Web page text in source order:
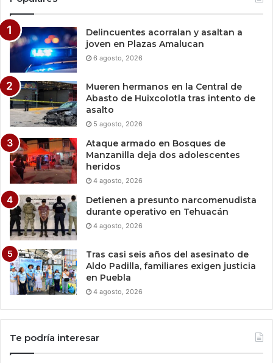
Delincuentes acorralan y asaltan a
joven en Plazas Amalucan
6 agosto, 2026
Mueren hermanos en la Central de
Abasto de Huixcolotla tras intento de
asalto
5 agosto, 2026
Ataque armado en Bosques de
Manzanilla deja dos adolescentes
heridos
4 agosto, 2026
Detienen a presunto narcomenudista
durante operativo en Tehuacán
4 agosto, 2026
Tras casi seis años del asesinato de
Aldo Padilla, familiares exigen justicia
en Puebla
4 agosto, 2026
Te podría interesar